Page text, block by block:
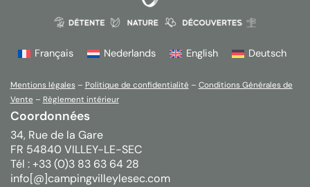
Français Nederlands English Deutsch
Mentions légales– Politique de confidentialité – Conditions Générales de
Vente – Règlement intérieur
Coordonnées
34, Rue de la Gare
FR 54840 VILLEY-LE-SEC
Tél : +33 (0)3 83 63 64 28
info[@]campingvilleylesec.com